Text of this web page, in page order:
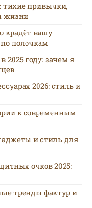
тихие привычки,
жизни
крадёт вашу
по полочкам
2025 году: зачем я
2026: стиль и
к современным
и стиль для
очков 2025:
тренды фактур и